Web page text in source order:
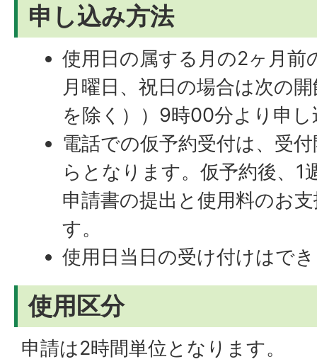
申し込み方法
使用日の属する月の2ヶ月前
月曜日、祝日の場合は次の
を除く））9時00分より申
電話での仮予約受付は、受
らとなります。仮予約後、1
申請書の提出と使用料のお
す。
使用日当日の受け付けはで
使用区分
申請は2時間単位となります。